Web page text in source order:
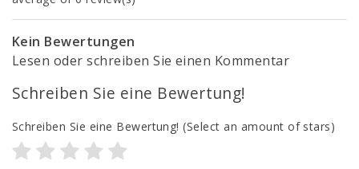
Kein Bewertungen
Lesen oder schreiben Sie einen Kommentar
Schreiben Sie eine Bewertung!
Schreiben Sie eine Bewertung! (Select an amount of stars)